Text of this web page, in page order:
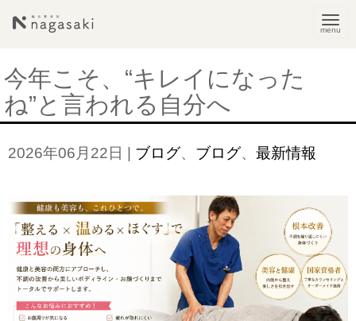
N
n
今年こそ、“キレイになった
ね”と言われる自分へ
2026年06月22日 | ブログ、 ブログ、 最新情報